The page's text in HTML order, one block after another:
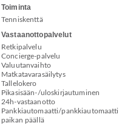
Toiminta
Tenniskenttä
Vastaanottopalvelut
Retkipalvelu
Concierge-palvelu
Valuutanvaihto
Matkatavarasäilytys
Tallelokero
Pikasisään-/uloskirjautuminen
24h-vastaanotto
Pankkiautomaatti/pankkiautomaatti
paikan päällä